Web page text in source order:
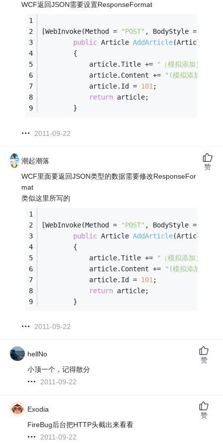
WCF返回JSON需要设置ResponseFormat
[WebInvoke(Method = "POST" , BodyStyle =
public Article AddArticle(Article
        {
            article.Title +=
"（模拟添加）"
            article.Content +=
"(模拟添加)"
            article.Id =
101;
return article;
        }
2011-09-22
潮起潮落
WCF里面要返回JSON类型的数据需要修改ResponseFor
mat
类似这里所写的
[WebInvoke(Method = "POST" , BodyStyle =
public Article AddArticle(Article
        {
            article.Title +=
"（模拟添加）"
            article.Content +=
"(模拟添加)"
            article.Id =
101 ;
return article;
        }
2011-09-22
赞
hellNo
小顶一个，记得散分
2011-09-22
赞
Exodia
FireBug后台把HTTP头截出来看看
2011-09-22
赞